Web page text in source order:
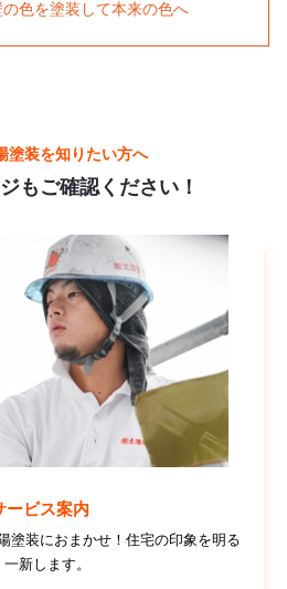
色を塗装して本来の色へ
塗装を知りたい方へ
もご確認ください！
ービス案内
塗装におまかせ！住宅の印象を明る
一新します。